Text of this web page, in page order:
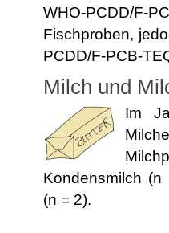
WHO-PCDD/F-
Fischproben,
PCDD/F-PCB-
Milch und
Im
Kondensmilch
(n = 2).